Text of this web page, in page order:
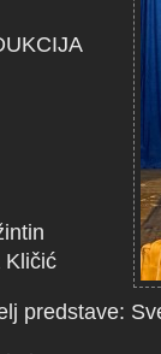
Kličić
predstave: